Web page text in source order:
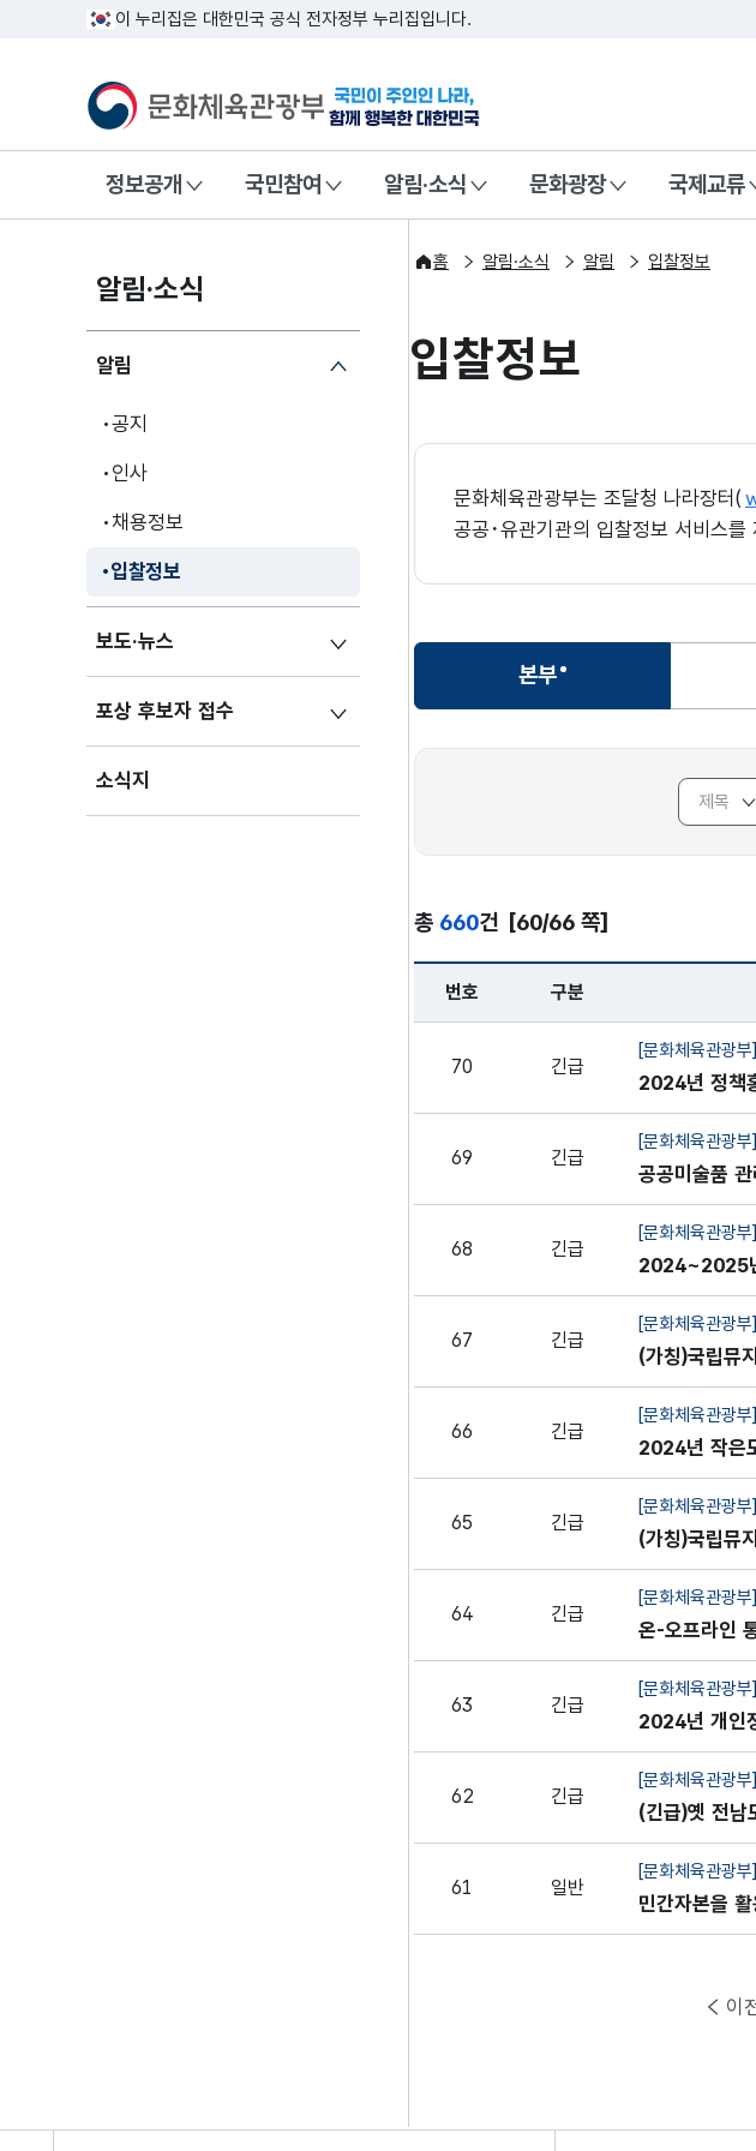
이 누리집은 대한민국 공식 전자정부 누리집입니다.
문화체육관광부국민이 주인인 나라, 함께
정보공개 국민참여 알림·소식 문화광장 국제교류
알림·소식
알림
공지
인사
채용정보
입찰정보
보도·뉴스
포상 후보자 접수
소식지
홈 알림·소식 알림 입찰정보
입찰정보
문화체육관광부는 조달청 나라장터(
공공･유관기관의 입찰정보 서비스를
본부
선택됨
본부
총 660건 [60/66 쪽]
입찰정보 - 본부 - 번호, 구분, 제목, 입찰
번호 구분
70 긴급
[문화체육관광부]
2024년 정책
69 긴급
[문화체육관광부]
공공미술품
련 연구
68 긴급
[문화체육관광부]
2024~2025
67 긴급
[문화체육관광부]
(가칭)국립뮤
66 긴급
[문화체육관광부]
2024년 작은
시스템 유지·
65 긴급
[문화체육관광부]
(가칭)국립뮤
64 긴급
[문화체육관광부]
온-오프라인
63 긴급
[문화체육관광부]
2024년 개인
62 긴급
[문화체육관광부]
(긴급)옛 전남
및 폐유리)
61 일반
[문화체육관광부]
민간자본을
구용역
이